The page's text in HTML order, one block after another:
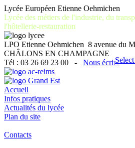
Lycée Européen Etienne Oehmichen
Lycée des métiers de l'industrie, du
l'hôtellerie-restauration
LPO Etienne Oehmichen 8 avenue du
CHÂLONS EN CHAMPAGNE
Tél : 03 26 69 23 00 - Nous écrire
Accueil
Infos pratiques
Actualités du lycée
Plan du site
Contacts